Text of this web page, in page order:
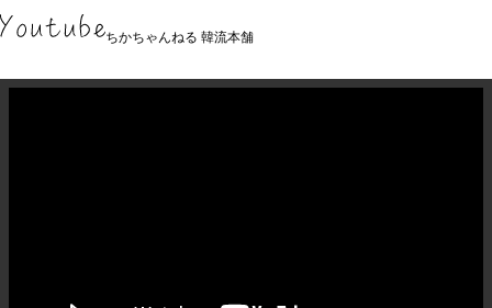
ちかちゃんねる 韓流本舗